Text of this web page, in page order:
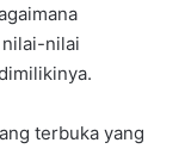
nilai-nilai
terbuka yang